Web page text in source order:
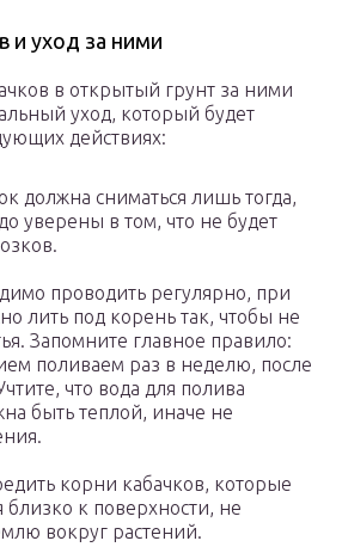
и уход за ними
в открытый грунт за ними
уход, который будет
действиях:
должна сниматься лишь тогда,
уверены в том, что не будет
проводить регулярно, при
лить под корень так, чтобы не
Запомните главное правило:
поливаем раз в неделю, после
что вода для полива
быть теплой, иначе не
корни кабачков, которые
близко к поверхности, не
вокруг растений.